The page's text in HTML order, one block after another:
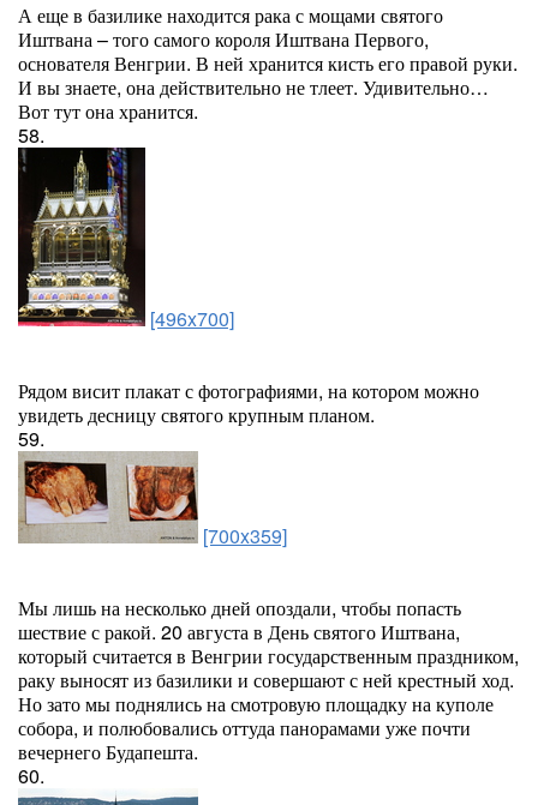
А еще в базилике находится рака с мощами святого
Иштвана – того самого короля Иштвана Первого,
основателя Венгрии. В ней хранится кисть его правой руки.
И вы знаете, она действительно не тлеет. Удивительно…
Вот тут она хранится.
58.
[496x700]
Рядом висит плакат с фотографиями, на котором можно
увидеть десницу святого крупным планом.
59.
[700x359]
Мы лишь на несколько дней опоздали, чтобы попасть
шествие с ракой. 20 августа в День святого Иштвана,
который считается в Венгрии государственным праздником,
раку выносят из базилики и совершают с ней крестный ход.
Но зато мы поднялись на смотровую площадку на куполе
собора, и полюбовались оттуда панорамами уже почти
вечернего Будапешта.
60.